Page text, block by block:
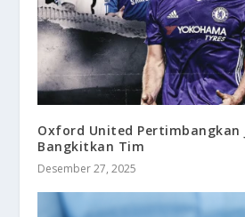
Oxford United Pertimbangkan
Bangkitkan Tim
Desember 27, 2025